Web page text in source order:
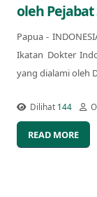
oleh
Papua -
Ikatan Dokter
yang dialami oleh
Dilihat 144
READ MORE